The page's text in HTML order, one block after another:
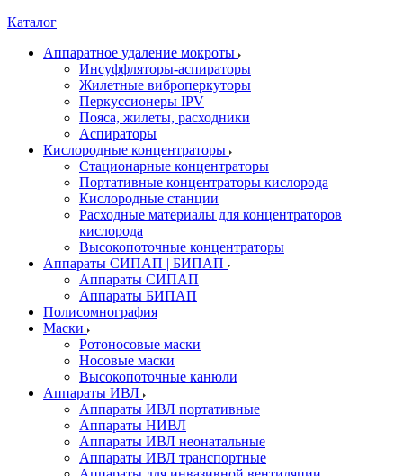
Каталог
Аппаратное удаление мокроты
Инсуффляторы-аспираторы
Жилетные виброперкуторы
Перкуссионеры IPV
Пояса, жилеты, расходники
Аспираторы
Кислородные концентраторы
Стационарные концентраторы
Портативные концентраторы кислорода
Кислородные станции
Расходные материалы для концентраторов
кислорода
Высокопоточные концентраторы
Аппараты СИПАП | БИПАП
Аппараты СИПАП
Аппараты БИПАП
Полисомнография
Маски
Ротоносовые маски
Носовые маски
Высокопоточные канюли
Аппараты ИВЛ
Аппараты ИВЛ портативные
Аппараты НИВЛ
Аппараты ИВЛ неонатальные
Аппараты ИВЛ транспортные